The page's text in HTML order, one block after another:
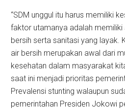
“SDM unggul itu harus memiliki
faktor utamanya adalah
bersih serta sanitasi yang layak.
air bersih merupakan awal dari
kesehatan dalam masyarakat
saat ini menjadi prioritas
Prevalensi stunting walaupun
pemerintahan Presiden Jokowi